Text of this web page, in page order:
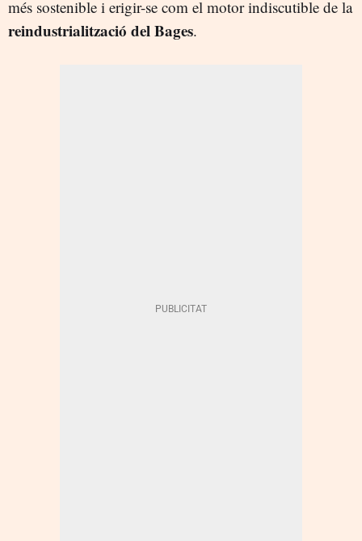
més sostenible i erigir-se com el motor indiscutible de la
reindustrialització del Bages.